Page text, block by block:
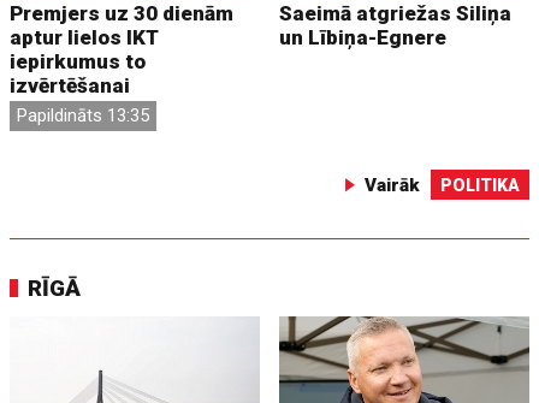
Premjers uz 30 dienām
aptur lielos IKT
iepirkumus to
izvērtēšanai
Papildināts 13:35
Saeimā atgriežas Siliņa
un Lībiņa-Egnere
Vairāk POLITIKA
RĪGĀ